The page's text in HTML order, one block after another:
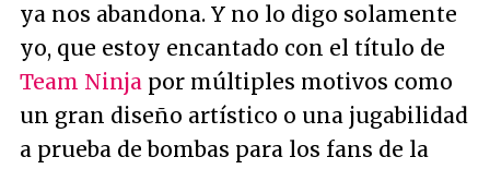
ya nos abandona. Y no lo digo solamente
yo, que estoy encantado con el título de
Team Ninja por múltiples motivos como
un gran diseño artístico o una jugabilidad
a prueba de bombas para los fans de la